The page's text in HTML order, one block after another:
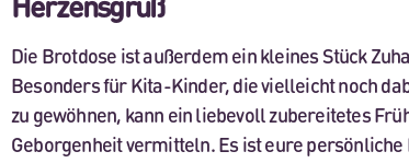
Die Brotdose ist außerdem ein kleines Stück
Besonders für Kita-Kinder, die vielleicht noch
zu gewöhnen, kann ein liebevoll zubereitetes
Geborgenheit vermitteln. Es ist eure persönliche